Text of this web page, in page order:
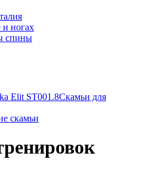
и ногах
спины
Elit SТ001.8Скамьи для
скамьи